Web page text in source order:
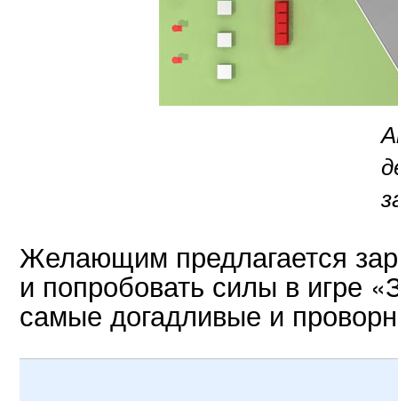
Желающим предлагается
и попробовать силы в игре
самые догадливые и